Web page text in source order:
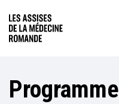
Programme